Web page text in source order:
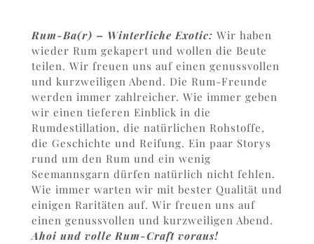
Rum-Ba(r) – Winterliche Exotic: Wir haben
wieder Rum gekapert und wollen die Beute
teilen. Wir freuen uns auf einen genussvollen
und kurzweiligen Abend. Die Rum-Freunde
werden immer zahlreicher. Wie immer geben
wir einen tieferen Einblick in die
Rumdestillation, die natürlichen Rohstoffe,
die Geschichte und Reifung. Ein paar Storys
rund um den Rum und ein wenig
Seemannsgarn dürfen natürlich nicht fehlen.
Wie immer warten wir mit bester Qualität und
einigen Raritäten auf. Wir freuen uns auf
einen genussvollen und kurzweiligen Abend.
Ahoi und volle Rum-Craft voraus!